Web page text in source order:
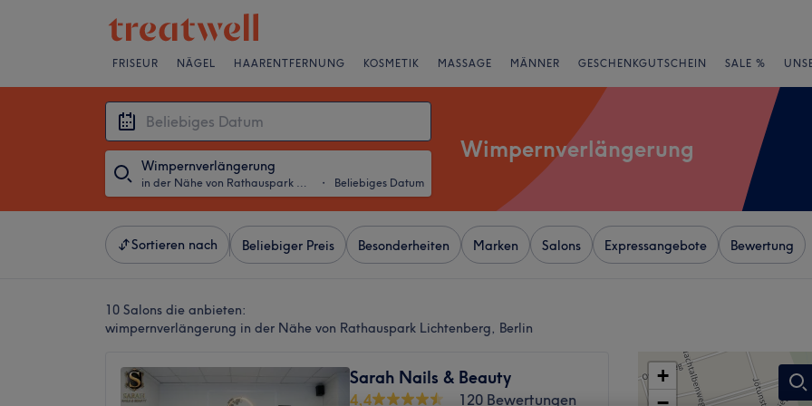
FRISEUR NÄGEL HAARENTFERNUNG KOSMETIK MASSAGE MÄNNER GESCHENKGUTSCHEIN SALE %
Wimpernverlängerung
in der Nähe von Rathauspark Lichtenberg, Berlin ・ Beliebiges Datum
Wimpernverlängerung
Sortieren nach Beliebiger Preis Besonderheiten Marken Salons Expressangebote Bewertung
10 Salons die anbieten:
wimpernverlängerung in der Nähe von Rathauspark Lichtenberg, Berlin
Sarah Nails & Beauty
4,4
120 Bewertungen
+